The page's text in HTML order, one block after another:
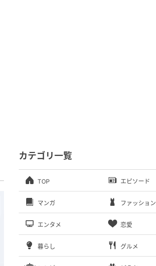
カテゴリ一覧
TOP エピソード
マンガ ファッション
エンタメ 恋愛
暮らし グルメ